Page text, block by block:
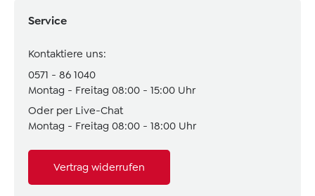
Service
Kontaktiere uns:
0571 - 86 1040
Montag - Freitag 08:00 - 15:00 Uhr
Oder per Live-Chat
Montag - Freitag 08:00 - 18:00 Uhr
Vertrag widerrufen